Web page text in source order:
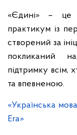
«Єдині» – це
практикум із
створений за
покликаний
підтримку всім,
та впевненою.
«Українська
Era»